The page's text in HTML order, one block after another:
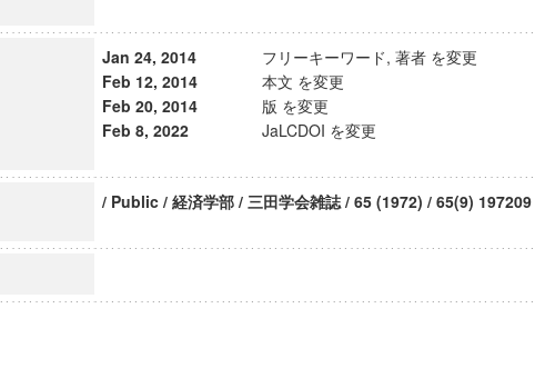
Jan 24, 2014
フリーキーワード, 著者 を変更
Feb 12, 2014
本文 を変更
Feb 20, 2014
版 を変更
Feb 8, 2022
JaLCDOI を変更
/ Public / 経済学部 / 三田学会雑誌 / 65 (1972) / 65(9) 197209